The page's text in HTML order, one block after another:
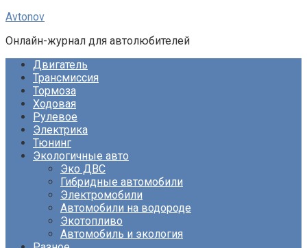
Avtonov
Онлайн-журнал для автолюбителей
Двигатель
Трансмиссия
Тормоза
Ходовая
Рулевое
Электрика
Тюнинг
Экологичные авто
Эко ДВС
Гибридные автомобили
Электромобили
Автомобили на водороде
Экотопливо
Автомобиль и экология